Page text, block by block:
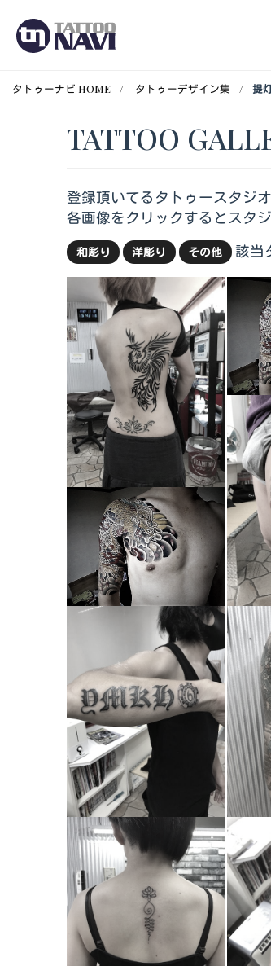
タトゥーナビ HOME タトゥーデザイン集 提
TATTOO
登録頂いてるタトゥースタジ
各画像をクリックするとスタ
和彫り 洋彫り その他 該当